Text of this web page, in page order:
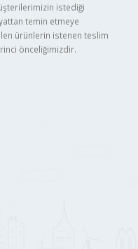
istediği
temin etmeye
ürünlerin istenen teslim
önceliğimizdir.